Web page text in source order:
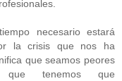
necesario estará
la crisis que nos ha
que seamos peores
que tenemos que